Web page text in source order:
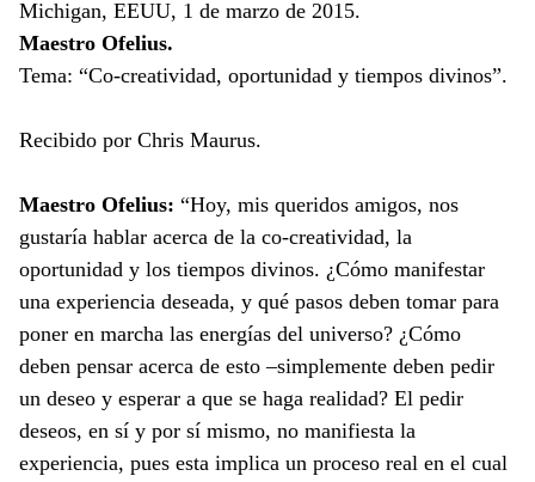
Michigan, EEUU, 1 de marzo de 2015.
Maestro Ofelius.
Tema: “Co-creatividad, oportunidad y tiempos divinos”.
Recibido por Chris Maurus.
Maestro Ofelius: “Hoy, mis queridos amigos, nos
gustaría hablar acerca de la co-creatividad, la
oportunidad y los tiempos divinos. ¿Cómo manifestar
una experiencia deseada, y qué pasos deben tomar para
poner en marcha las energías del universo? ¿Cómo
deben pensar acerca de esto –simplemente deben pedir
un deseo y esperar a que se haga realidad? El pedir
deseos, en sí y por sí mismo, no manifiesta la
experiencia, pues esta implica un proceso real en el cual